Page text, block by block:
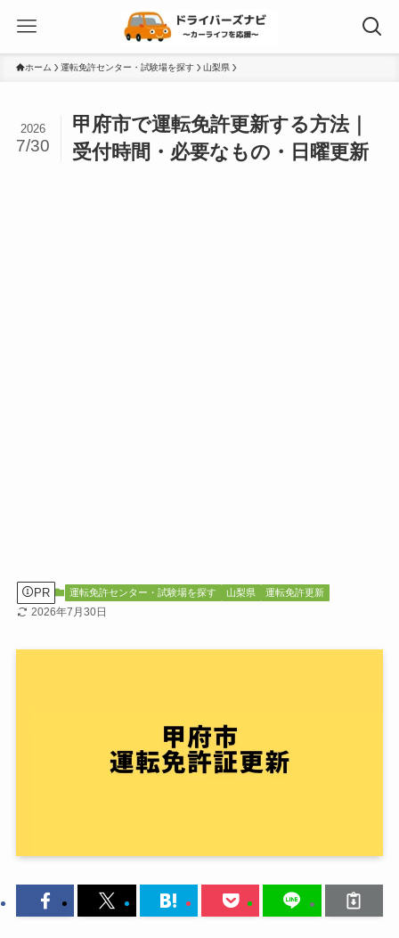
ホーム 運転免許センター・試験場を探す 山梨県
甲府市で運転免許更新する方法｜
受付時間・必要なもの・日曜更新
2026
7/30
PR 運転免許センター・試験場を探す 山梨県 運転免許更新
2026年7月30日